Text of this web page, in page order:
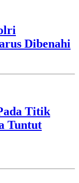
Dibenahi
Titik
Tuntut